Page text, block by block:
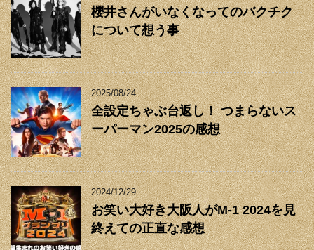
櫻井さんがいなくなってのバクチク
について想う事
2025/08/24
全設定ちゃぶ台返し！ つまらないス
ーパーマン2025の感想
2024/12/29
お笑い大好き大阪人がM-1 2024を見
終えての正直な感想